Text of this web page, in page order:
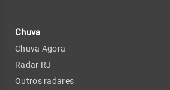
Chuva
Chuva Agora
Radar RJ
Outros radares